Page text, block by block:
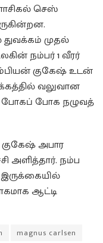
செஸ்
துவக்கம் முதல்
நம்பர் 1 வீரர்
குகேஷ் உடன்
வலுவான
போகப் போக நழுவத்
குகேஷ் அபார
அளித்தார். நம்ப
ஆட்டி
magnus carlsen